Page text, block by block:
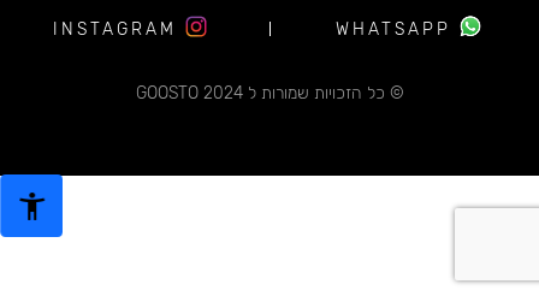
© כל הזכויות שמורות ל 2024 GOOSTO
WHATSAPP
INSTAGRAM